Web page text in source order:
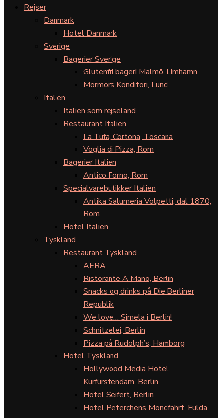
Rejser
Danmark
Hotel Danmark
Sverige
Bagerier Sverige
Glutenfri bageri Malmö, Limhamn
Mormors Konditori, Lund
Italien
Italien som rejseland
Restaurant Italien
La Tufa, Cortona, Toscana
Voglia di Pizza, Rom
Bagerier Italien
Antico Forno, Rom
Specialvarebutikker Italien
Antika Salumeria Volpetti, dal 1870,
Rom
Hotel Italien
Tyskland
Restaurant Tyskland
AERA
Ristorante A Mano, Berlin
Snacks og drinks på Die Berliner
Republik
We love… Simela i Berlin!
Schnitzelei, Berlin
Pizza på Rudolph’s, Hamborg
Hotel Tyskland
Hollywood Media Hotel,
Kurfürstendam, Berlin
Hotel Seifert, Berlin
Hotel Peterchens Mondfahrt, Fulda